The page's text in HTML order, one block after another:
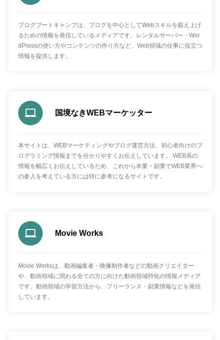
ブログブートキャンプは、ブログを中心としてWebスキルを鍛え上げ
るための情報を発信しているメディアです。レンタルサーバー・Wor
dPressの使い方やコンテンツの作り方など、Web領域の仕事に役立つ
情報を提供します。
国境なきWEBマーケッター
本サイトは、WEBマーケティングやブログ運営方法、初心者向けのプ
ログラミング情報までを分かりやすくお伝えしています。 WEB系の
情報を幅広くお伝えしているため、これから本業・副業でWEB業界へ
の参入を考えている方には特に参考になるサイトです。
Movie Works
Movie Worksは、動画編集者・映像制作者などの動画クリエイター
や、動画領域に関わる全ての方に向けた動画領域特化の情報メディア
です。動画領域の学習方法から、フリーランス・副業情報などを発信
しています。